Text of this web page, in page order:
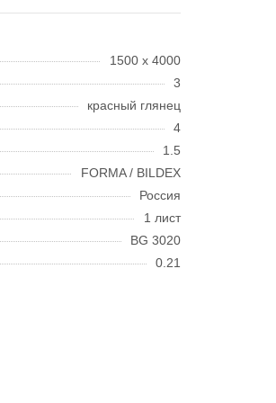
1500 х 4000
3
красный глянец
4
1.5
FORMA / BILDEX
Россия
1 лист
BG 3020
0.21